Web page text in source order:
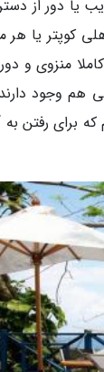
یا دور از
هلی کوپتر یا
منزوی و
وجود دارند!
برای رفتن